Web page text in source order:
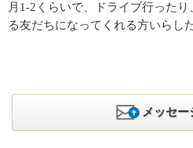
月1-2くらいで、ドライブ行った
る友だちになってくれる方いらし
メッセー